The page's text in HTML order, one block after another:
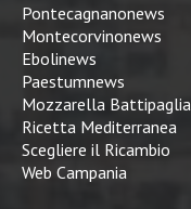
Pontecagnanonews
Montecorvinonews
Ebolinews
Paestumnews
Mozzarella Battipaglia
Ricetta Mediterranea
Scegliere il Ricambio
Web Campania